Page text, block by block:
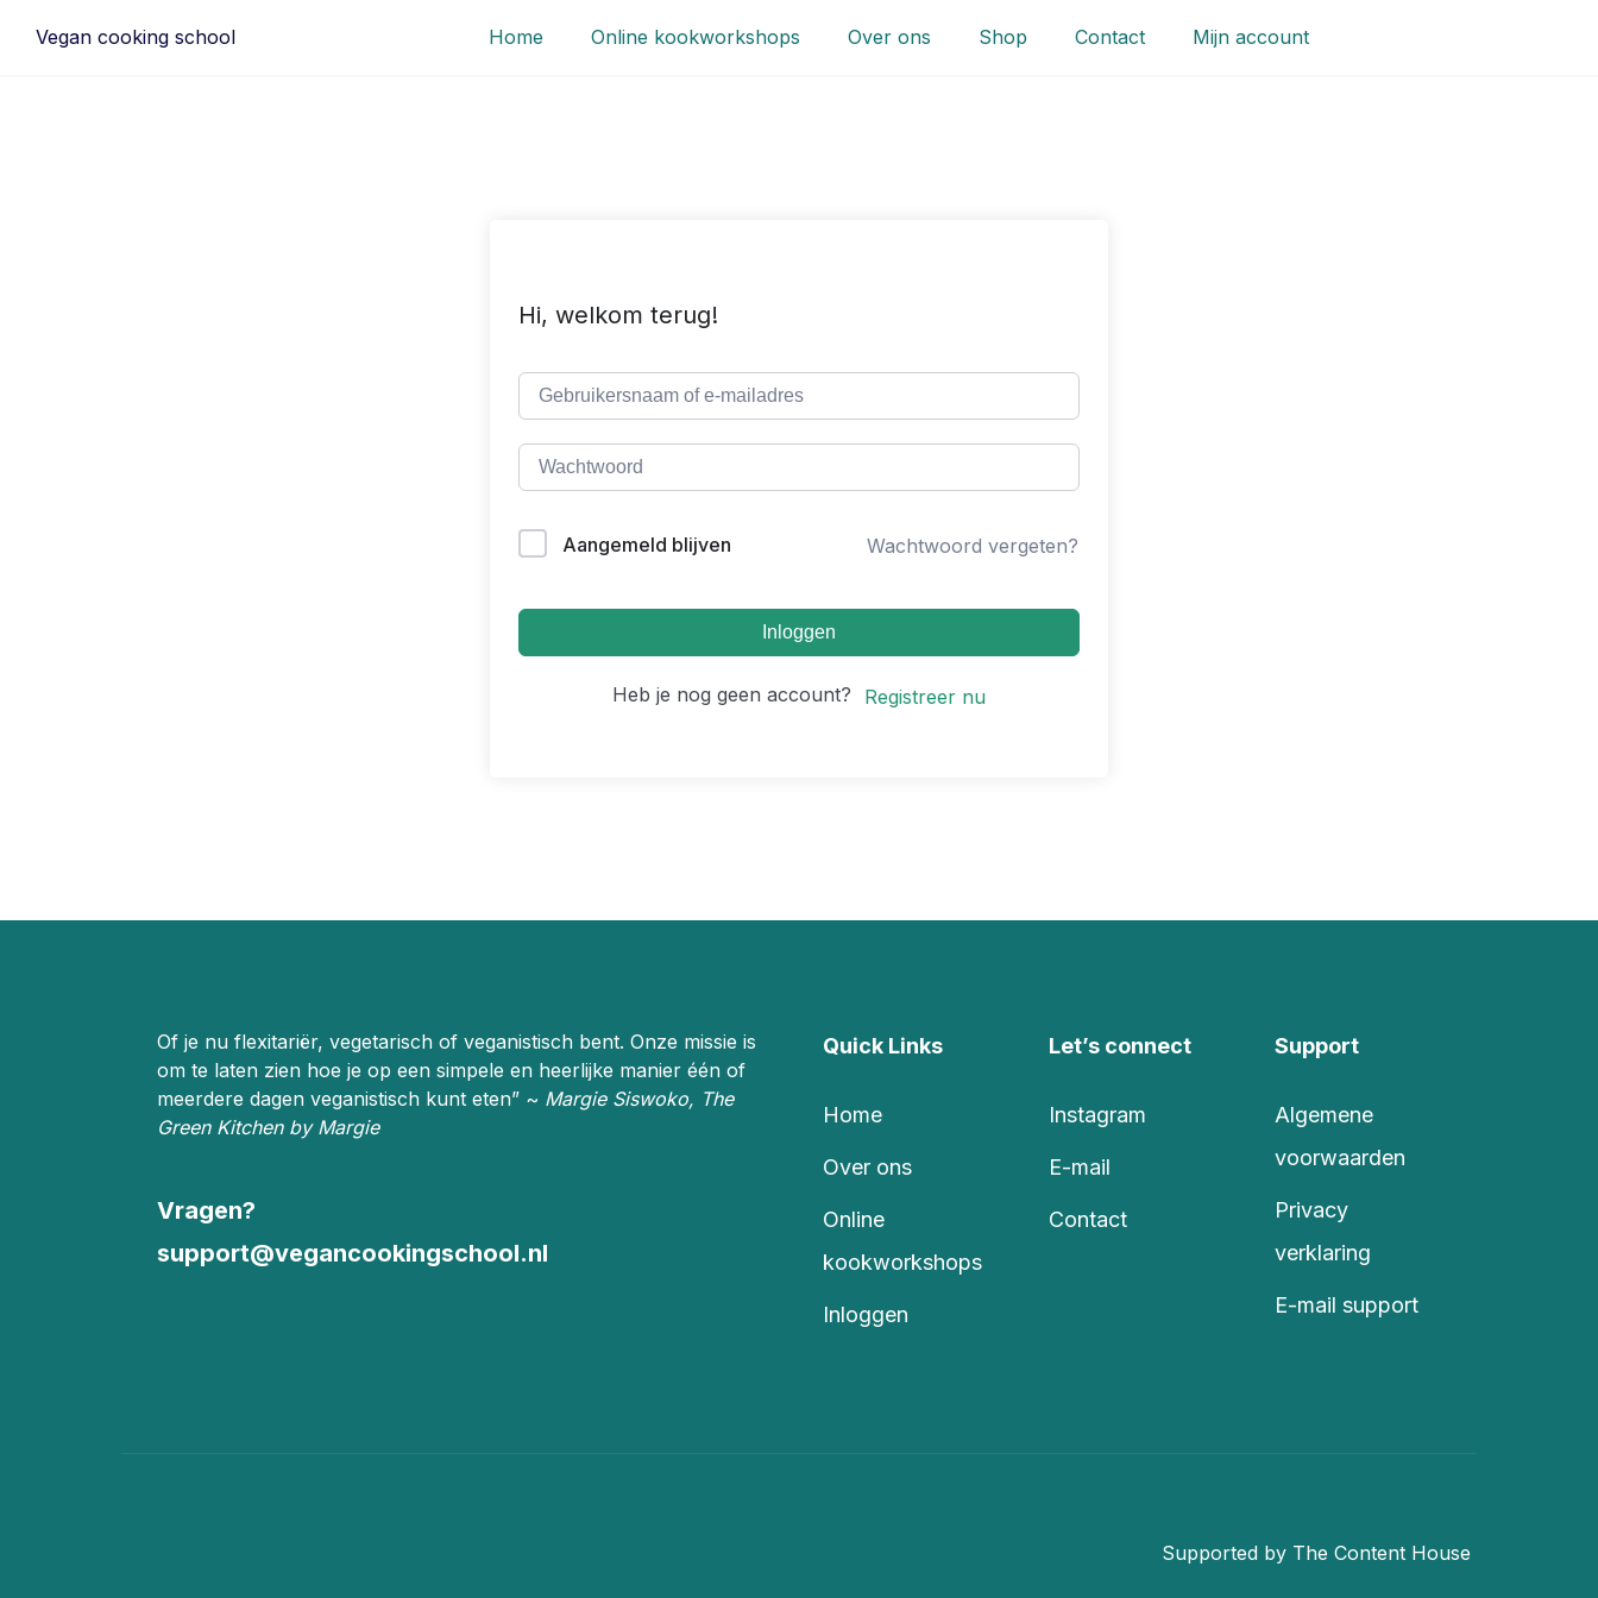
naarVegan cooking school Home Online kookworkshops Over ons Shop Contact Mijn account
Hi, welkom terug!
Aangemeld blijven Wachtwoord vergeten?
Inloggen
Heb je nog geen account? Registreer nu
Of je nu flexitariër, vegetarisch of veganistisch bent. Onze missie is
om te laten zien hoe je op een simpele en heerlijke manier één of
meerdere dagen veganistisch kunt eten” ~ Margie Siswoko, The
Green Kitchen by Margie
Vragen?
support@vegancookingschool.nl
Quick Links
Home
Over ons
Online
kookworkshops
Inloggen
Let’s connect
Instagram
E-mail
Contact
Support
Algemene
voorwaarden
Privacy
verklaring
E-mail support
Supported by The Content House